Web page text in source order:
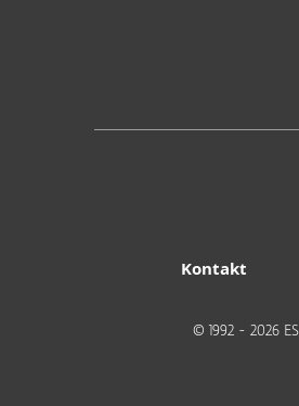
Kontakt
© 1992 - 2026